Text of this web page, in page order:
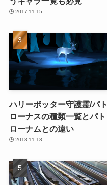
2017-11-15
ハリーポッター守護霊/パト
ローナスの種類一覧とパト
ローナムとの違い
2018-11-18